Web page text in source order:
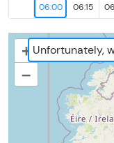
06:00 06:15
Unfortunately,
+
–